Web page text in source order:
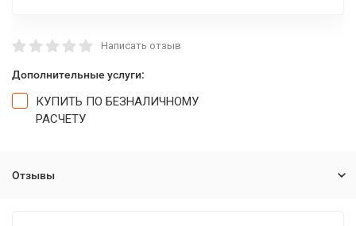
Написать отзыв
Дополнительные услуги:
КУПИТЬ ПО БЕЗНАЛИЧНОМУ
РАСЧЕТУ
Отзывы